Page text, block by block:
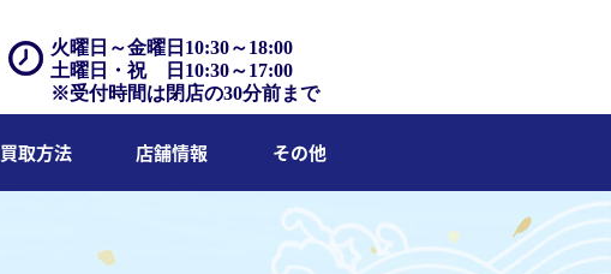
火曜日～金曜日10:30～18:00
土曜日・祝 日10:30～17:00
※受付時間は閉店の30分前まで
買取方法 店舗情報 その他